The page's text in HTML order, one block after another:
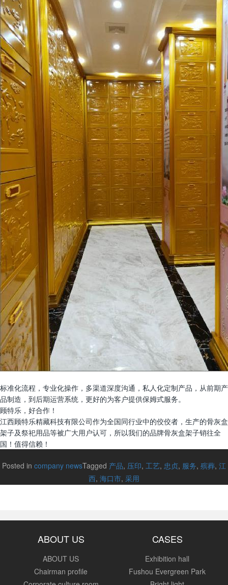
标准化流程，专业化操作，多渠道深度沟通，私人化定制产品，从前期产
品制造，到后期运营系统，更好的为客户提供保姆式服务。
顾特乐，好合作！
江西顾特乐精藏科技有限公司作为全国同行业中的佼佼者，生产的骨灰盒
架子及祭祀用品等被广大用户认可，所以我们的品牌骨灰盒架子销往全
国！值得信赖！
Posted in company newsTagged 产品, 压印, 工艺, 忠贞, 服务, 殡葬, 江
西, 海口市, 采用
ABOUT US
ABOUT US
Chairman profile
CASES
Exhibition hall
Fushou Evergreen Park